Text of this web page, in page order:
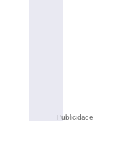
Publicidade